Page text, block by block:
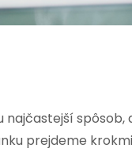
najčastejší spôsob,
prejdeme